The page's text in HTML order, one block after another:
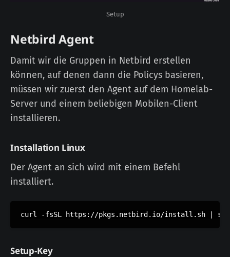
Setup
Netbird Agent
Damit wir die Gruppen in Netbird erstellen
können, auf denen dann die Policys basieren,
müssen wir zuerst den Agent auf dem Homelab-
Server und einem beliebigen Mobilen-Client
installieren.
Installation Linux
Der Agent an sich wird mit einem Befehl
installiert.
curl -fsSL https://pkgs.netbird.io/install.sh | sh
Setup-Key